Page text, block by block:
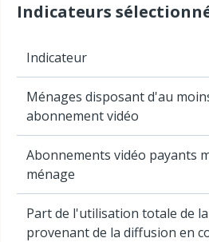
Indicateurs
Indicateur
Ménages disposant d'au
abonnement vidéo
Abonnements vidéo payants
ménage
Part de l'utilisation totale de
provenant de la diffusion en